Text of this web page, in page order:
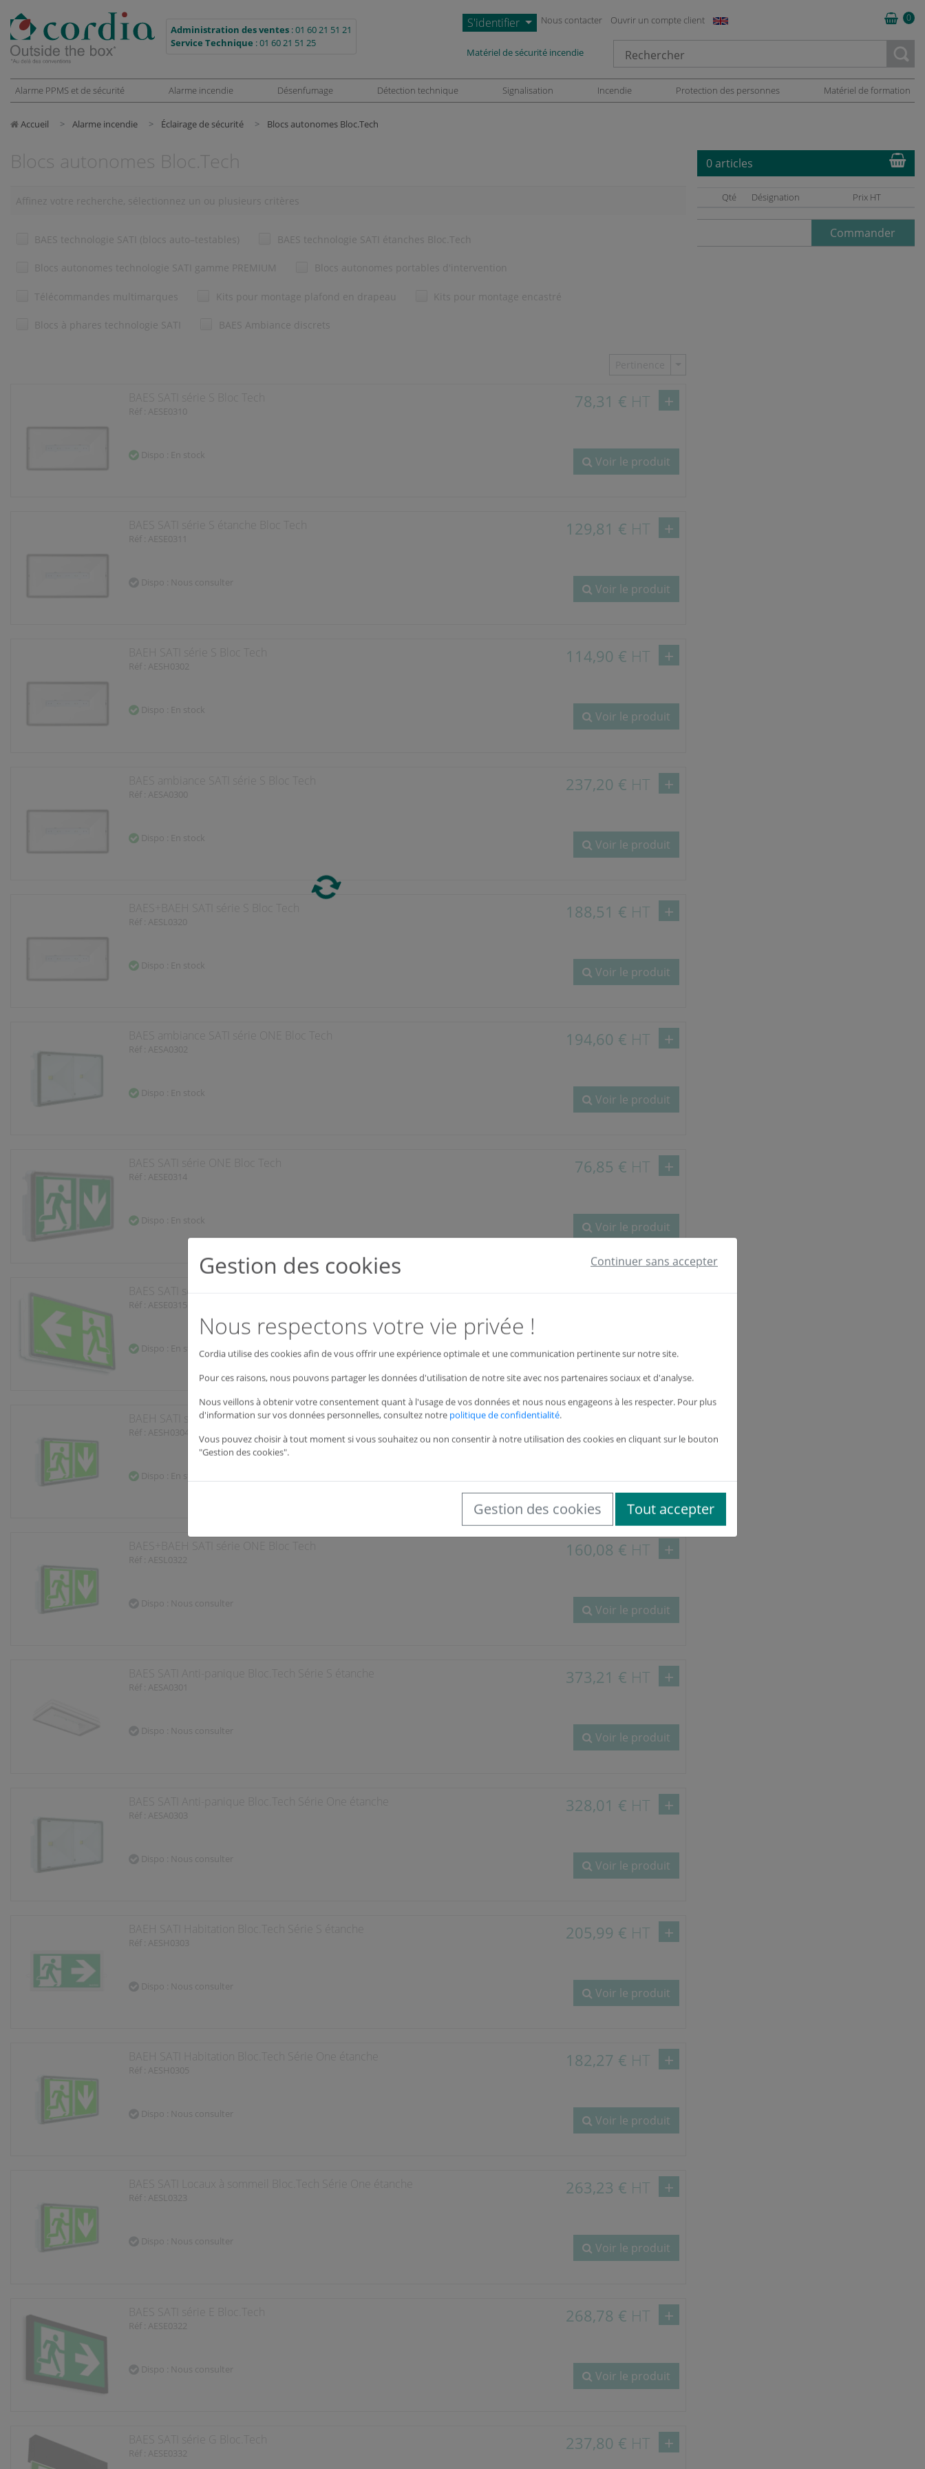
Administration des ventes :01 60 21 51 21
Service Technique :01 60 21 51 25
S'identifier Nous contacter Ouvrir un compte client 0
Matériel de sécurité incendie
Alarme PPMS et de sécurité Alarme incendie Désenfumage Détection technique Signalisation Incendie Protection des personnes Matériel de formation
Accueil Alarme incendie Éclairage de sécurité Blocs autonomes Bloc.Tech
Blocs autonomes Bloc.Tech
BAES technologie SATI (blocs auto–testables) BAES technologie SATI étanches Bloc.Tech
Blocs autonomes technologie SATI gamme PREMIUM Blocs autonomes portables d'intervention
Télécommandes multimarques Kits pour montage plafond en drapeau Kits pour montage encastré
Blocs à phares technologie SATI BAES Ambiance discrets
BAES SATI série S Bloc Tech
Réf : AESE0310 78,31 € HT
Dispo : En stock Voir le produit
BAES SATI série S étanche Bloc Tech
Réf : AESE0311 129,81 € HT
Dispo : Nous consulter Voir le produit
BAEH SATI série S Bloc Tech
Réf : AESH0302 114,90 € HT
Dispo : En stock Voir le produit
BAES ambiance SATI série S Bloc Tech
Réf : AESA0300 237,20 € HT
Dispo : En stock Voir le produit
BAES+BAEH SATI série S Bloc Tech
Réf : AESL0320 188,51 € HT
Dispo : En stock Voir le produit
BAES ambiance SATI série ONE Bloc Tech
Réf : AESA0302 194,60 € HT
Dispo : En stock Voir le produit
BAES SATI série ONE Bloc Tech
Réf : AESE0314 76,85 € HT
Dispo : En stock Voir le produit
Réf : AESE0315
Dispo : En stock Voir le produit
BAEH SATI série ONE Bloc Tech
Réf : AESH0304
Dispo : En stock Voir le produit
BAES+BAEH SATI série ONE Bloc Tech
Réf : AESL0322 160,08 € HT
Dispo : Nous consulter Voir le produit
BAES SATI Anti-panique Bloc.Tech Série S étanche
Réf : AESA0301 373,21 € HT
Dispo : Nous consulter Voir le produit
BAES SATI Anti-panique Bloc.Tech Série One étanche
Réf : AESA0303 328,01 € HT
Dispo : Nous consulter Voir le produit
BAEH SATI Habitation Bloc.Tech Série S étanche
Réf : AESH0303 205,99 € HT
Dispo : Nous consulter Voir le produit
BAEH SATI Habitation Bloc.Tech Série One étanche
Réf : AESH0305 182,27 € HT
Dispo : Nous consulter Voir le produit
BAES SATI Locaux à sommeil Bloc.Tech Série One étanche
Réf : AESL0323 263,23 € HT
Dispo : Nous consulter Voir le produit
BAES SATI série E Bloc.Tech
Réf : AESE0322 268,78 € HT
Dispo : Nous consulter Voir le produit
BAES SATI série G Bloc.Tech
Réf : AESE0332 237,80 € HT
0 articles
Qté Désignation Prix HT
Commander
Gestion des cookies
Nous respectons votre vie privée !
Cordia utilise des cookies afin de vous offrir une expérience optimale et une communication pertinente sur notre site.
Pour ces raisons, nous pouvons partager les données d'utilisation de notre site avec nos partenaires sociaux et d'analyse.
Nous veillons à obtenir votre consentement quant à l'usage de vos données et nous nous engageons à les respecter. Pour plus
Vous pouvez choisir à tout moment si vous souhaitez ou non consentir à notre utilisation des cookies en cliquant sur le bouton
"Gestion des cookies".
Tout accepter